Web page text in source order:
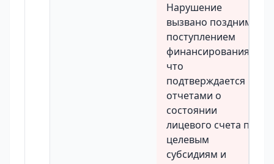
Нарушение
вызвано поздним
поступлением
финансирования,
что
подтверждается
отчетами о
состоянии
лицевого счета по
целевым
субсидиям и